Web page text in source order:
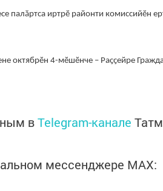
палӑртса иртрӗ районти комиссийӗн
октябрӗн 4-мӗшӗнче – Раҫҫейре
вTelegram-канале
мессенджере MАХ: